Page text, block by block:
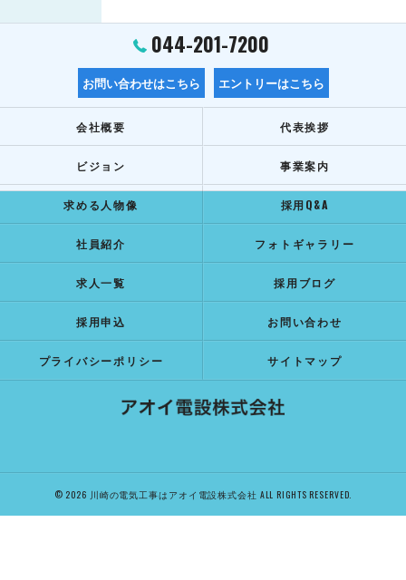
044-201-7200
お問い合わせはこちら エントリーはこちら
会社概要 代表挨拶
ビジョン 事業案内
求める人物像 採用Q&A
社員紹介 フォトギャラリー
求人一覧 採用ブログ
採用申込 お問い合わせ
プライバシーポリシー サイトマップ
© 2026 川崎の電気工事はアオイ電設株式会社 ALL RIGHTS RESERVED.